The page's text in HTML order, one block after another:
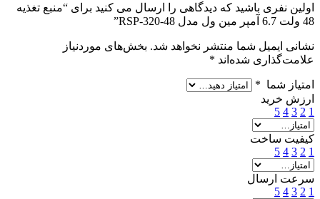
اولین نفری باشید که دیدگاهی را ارسال می کنید برای “منبع تغذیه
48 ولت 6.7 آمپر مین ول مدل RSP-320-48”
نشانی ایمیل شما منتشر نخواهد شد. بخش‌های موردنیاز
علامت‌گذاری شده‌اند *
امتیاز شما *
ارزش خرید
1
2
3
4
5
کیفیت ساخت
1
2
3
4
5
سرعت ارسال
1
2
3
4
5